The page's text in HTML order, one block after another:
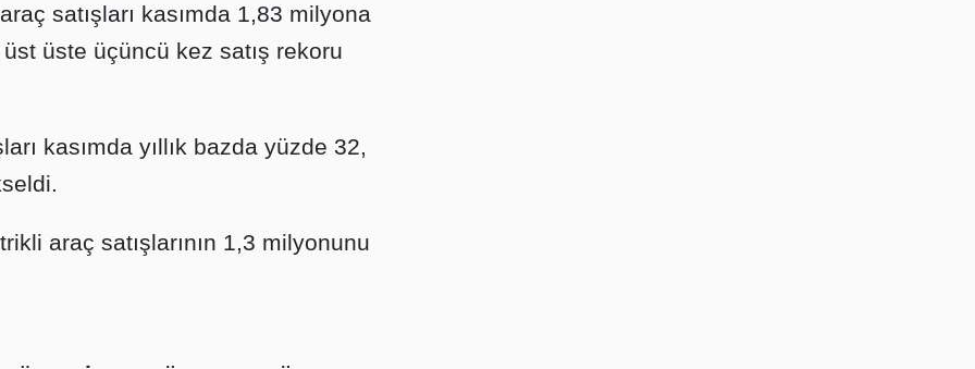
satışları kasımda 1,83 milyona
üste üçüncü kez satış rekoru
kasımda yıllık bazda yüzde 32,
araç satışlarının 1,3 milyonunu